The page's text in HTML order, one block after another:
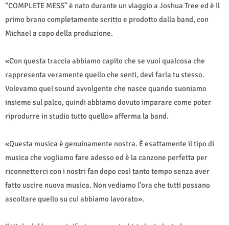
“COMPLETE MESS” è nato durante un viaggio a Joshua Tree ed è il
primo brano completamente scritto e prodotto dalla band, con
Michael a capo della produzione.
«Con questa traccia abbiamo capito che se vuoi qualcosa che
rappresenta veramente quello che senti, devi farla tu stesso.
Volevamo quel sound avvolgente che nasce quando suoniamo
insieme sul palco, quindi abbiamo dovuto imparare come poter
riprodurre in studio tutto quello» afferma la band.
«Questa musica è genuinamente nostra. È esattamente il tipo di
musica che vogliamo fare adesso ed è la canzone perfetta per
riconnetterci con i nostri fan dopo così tanto tempo senza aver
fatto uscire nuova musica. Non vediamo l’ora che tutti possano
ascoltare quello su cui abbiamo lavorato».